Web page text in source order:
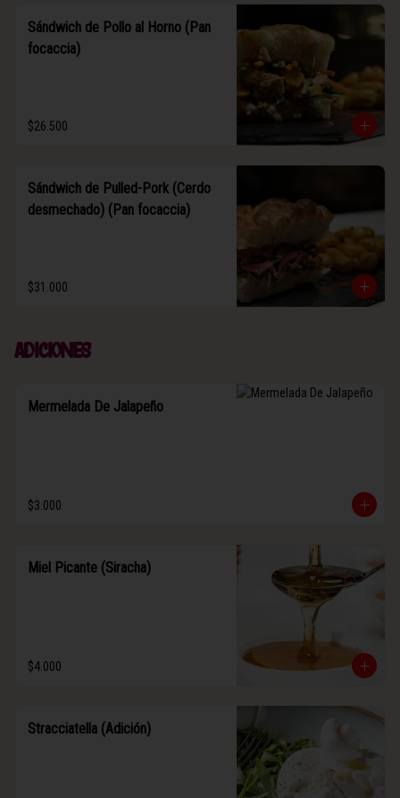
Sándwich de Pollo al Horno (Pan
focaccia)
$26.500
Sándwich de Pulled-Pork (Cerdo
desmechado) (Pan focaccia)
$31.000
Adiciones
Mermelada De Jalapeño
$3.000
Miel Picante (Siracha)
$4.000
Stracciatella (Adición)